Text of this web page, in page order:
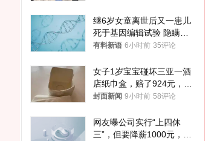
继6岁女童离世后又一患儿
死于基因编辑试验 隐瞒一
年才对外披露
有料新语 6小时前 35评论
女子1岁宝宝碰坏三亚一酒
店纸巾盒，赔了924元，发
帖吐槽后酒店退还一半的
封面新闻 9小时前 58评论
网友曝公司实行“上四休
三”，但要降薪1000元，不